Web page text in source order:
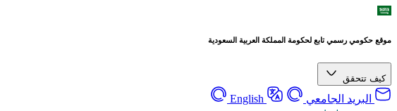
موقع حكومي رسمي تابع لحكومة المملكة العربية السعودية
كيف تتحقق
البريد الجامعي English